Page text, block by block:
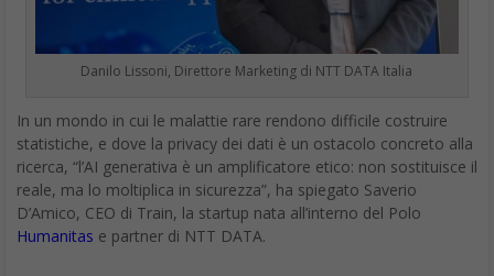
Danilo Lissoni, Direttore Marketing di NTT DATA Italia
In un mondo in cui le malattie rare rendono difficile costruire
statistiche, e dove la privacy dei dati è un ostacolo concreto alla
ricerca, “l’AI generativa è un amplificatore etico: non sostituisce il
reale, ma lo moltiplica in sicurezza”, ha spiegato Saverio
D’Amico, CEO di Train, la startup nata all’interno del Polo
Humanitas e partner di NTT DATA.